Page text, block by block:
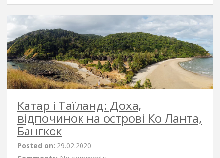
Катар і Таїланд: Доха,
відпочинок на острові Ко Ланта,
Бангкок
Posted on: 29.02.2020